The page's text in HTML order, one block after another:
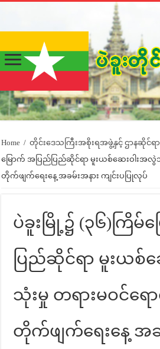
Home / တိုင်းဒေသကြီးအစိုးရအဖွဲ့နှင့် ဌာနဆိုင်ရာမ
မြောက် အပြည်ပြည်ဆိုင်ရာ မူးယစ်ဆေးဝါးအလွဲ
တိုက်ဖျက်ရေးနေ့ အခမ်းအနား ကျင်းပပြုလုပ်
ပဲခူးမြို့၌ (၃၆)ကြိမ်
ပြည်ဆိုင်ရာ မူးယစ်
သုံးမှု တရားမဝင်ရေ
တိုက်ဖျက်ရေးနေ့ အခ